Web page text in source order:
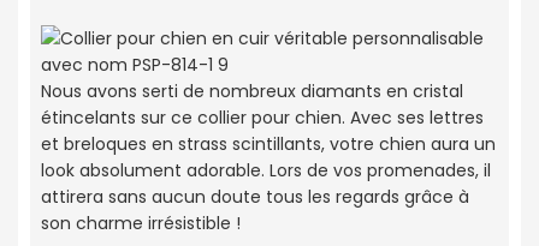
Nous avons serti de nombreux diamants en cristal
étincelants sur ce collier pour chien. Avec ses lettres
et breloques en strass scintillants, votre chien aura un
look absolument adorable. Lors de vos promenades, il
attirera sans aucun doute tous les regards grâce à
son charme irrésistible !